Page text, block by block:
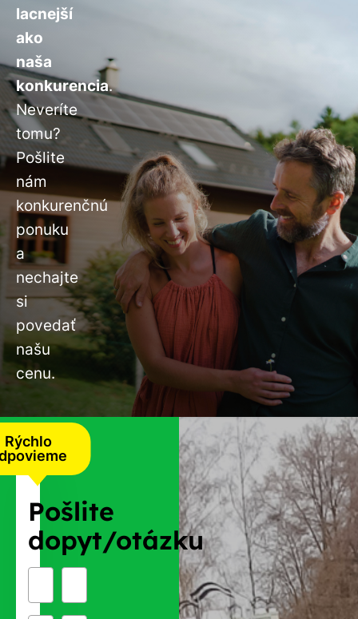
lacnejší
ako
naša
konkurencia.
Neveríte
tomu?
Pošlite
nám
konkurenčnú
ponuku
a
nechajte
si
povedať
našu
cenu.
Rýchlo
Pošlite
dopyt/otázku